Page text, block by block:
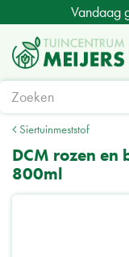
a
Siertuinmeststof
Vandaag
DCM rozen en
800ml